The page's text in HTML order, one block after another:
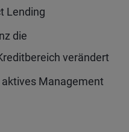
Lending
die
verändert
Management